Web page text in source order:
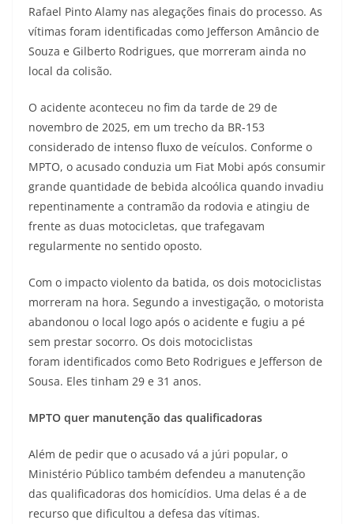
Rafael Pinto Alamy nas alegações finais do processo. As
vítimas foram identificadas como Jefferson Amâncio de
Souza e Gilberto Rodrigues, que morreram ainda no
local da colisão.
O acidente aconteceu no fim da tarde de 29 de
novembro de 2025, em um trecho da BR-153
considerado de intenso fluxo de veículos. Conforme o
MPTO, o acusado conduzia um Fiat Mobi após consumir
grande quantidade de bebida alcoólica quando invadiu
repentinamente a contramão da rodovia e atingiu de
frente as duas motocicletas, que trafegavam
regularmente no sentido oposto.
Com o impacto violento da batida, os dois motociclistas
morreram na hora. Segundo a investigação, o motorista
abandonou o local logo após o acidente e fugiu a pé
sem prestar socorro. Os dois motociclistas
foram identificados como Beto Rodrigues e Jefferson de
Sousa. Eles tinham 29 e 31 anos.
MPTO quer manutenção das qualificadoras
Além de pedir que o acusado vá a júri popular, o
Ministério Público também defendeu a manutenção
das qualificadoras dos homicídios. Uma delas é a de
recurso que dificultou a defesa das vítimas.